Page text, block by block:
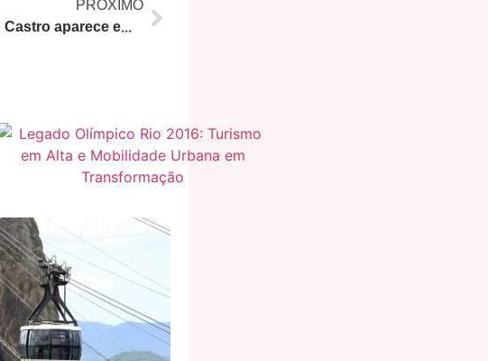
PRÓXIMO
Nome de Cláudio Castro aparece em lista de bicheiro Adilsinho em investigação da PF sobre lavagem de dinheiro